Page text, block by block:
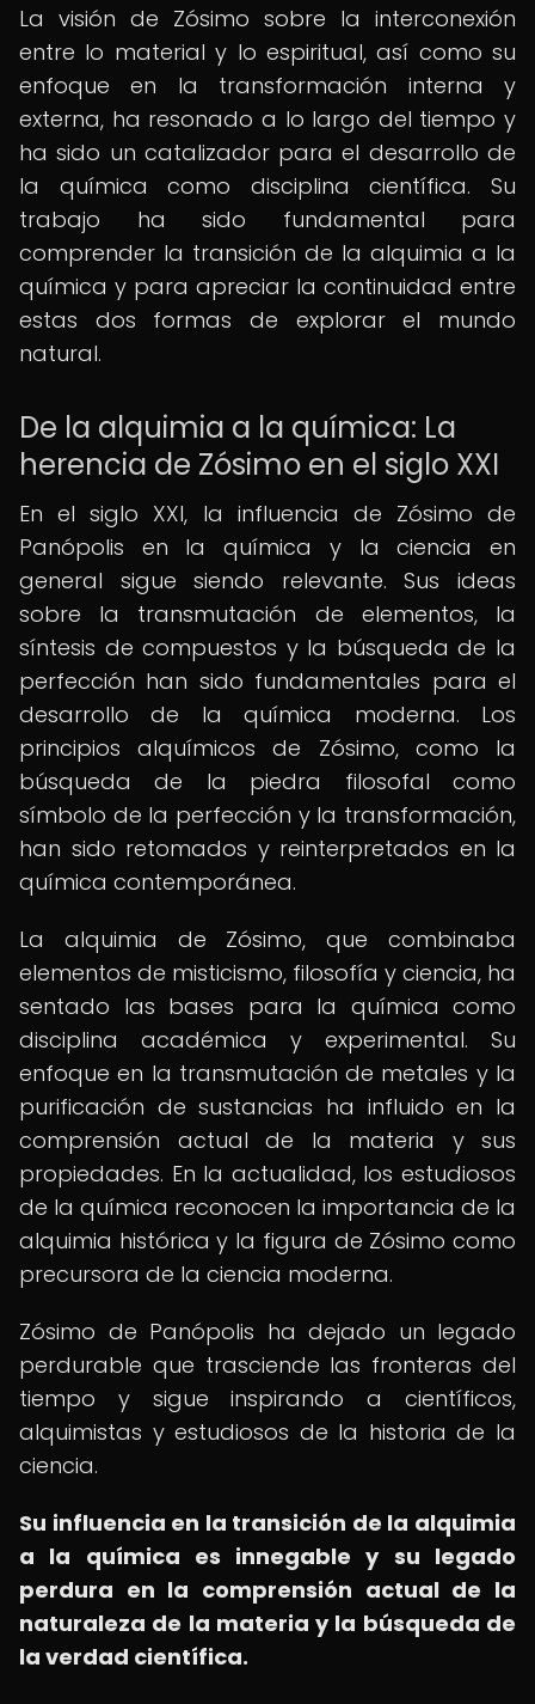
La visión de Zósimo sobre la interconexión
entre lo material y lo espiritual, así como su
enfoque en la transformación interna y
externa, ha resonado a lo largo del tiempo y
ha sido un catalizador para el desarrollo de
la química como disciplina científica. Su
trabajo ha sido fundamental para
comprender la transición de la alquimia a la
química y para apreciar la continuidad entre
estas dos formas de explorar el mundo
natural.
De la alquimia a la química: La
herencia de Zósimo en el siglo XXI
En el siglo XXI, la influencia de Zósimo de
Panópolis en la química y la ciencia en
general sigue siendo relevante. Sus ideas
sobre la transmutación de elementos, la
síntesis de compuestos y la búsqueda de la
perfección han sido fundamentales para el
desarrollo de la química moderna. Los
principios alquímicos de Zósimo, como la
búsqueda de la piedra filosofal como
símbolo de la perfección y la transformación,
han sido retomados y reinterpretados en la
química contemporánea.
La alquimia de Zósimo, que combinaba
elementos de misticismo, filosofía y ciencia, ha
sentado las bases para la química como
disciplina académica y experimental. Su
enfoque en la transmutación de metales y la
purificación de sustancias ha influido en la
comprensión actual de la materia y sus
propiedades. En la actualidad, los estudiosos
de la química reconocen la importancia de la
alquimia histórica y la figura de Zósimo como
precursora de la ciencia moderna.
Zósimo de Panópolis ha dejado un legado
perdurable que trasciende las fronteras del
tiempo y sigue inspirando a científicos,
alquimistas y estudiosos de la historia de la
ciencia.
Su influencia en la transición de la alquimia
a la química es innegable y su legado
perdura en la comprensión actual de la
naturaleza de la materia y la búsqueda de
la verdad científica.